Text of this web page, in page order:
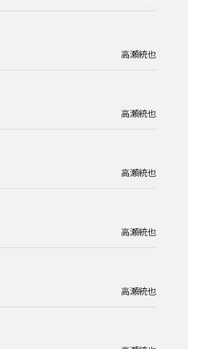
高瀬統也
高瀬統也
高瀬統也
高瀬統也
高瀬統也